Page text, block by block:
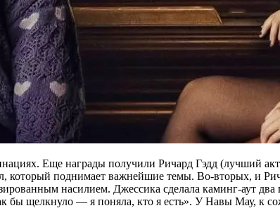
Еще награды получили Ричард Гэдд (лучший
который поднимает важнейшие темы. Во-вторых, и
насилием. Джессика сделала каминг-аут
бы щелкнуло — я поняла, кто я есть». У Навы Мау, к